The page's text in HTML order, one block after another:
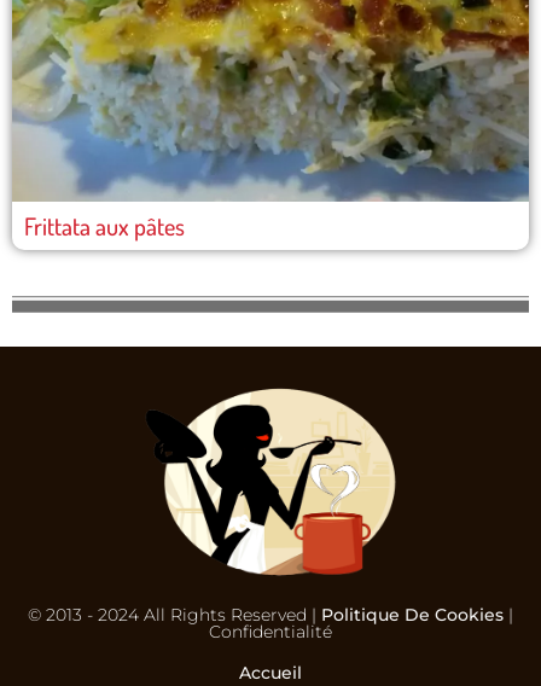
Frittata aux pâtes
© 2013 - 2024 All Rights Reserved | Politique De Cookies |
Confidentialité
Accueil